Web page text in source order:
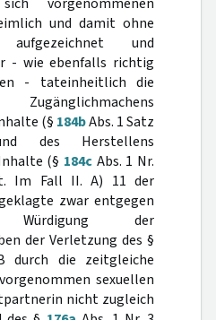
und damit ohne
und
- wie ebenfalls richtig
- tateinheitlich die
(§ 184bAbs. 1 Satz
des Herstellens
(§ 184c Abs. 1 Nr.
Im Fall II. A) 11 der
zwar entgegen
der
der Verletzung des §
durch die zeitgleiche
sexuellen
nicht zugleich